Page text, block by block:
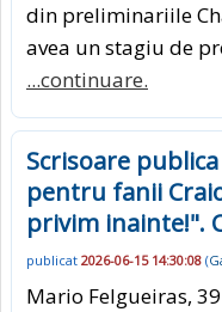
din preliminariile
avea un stagiu de
...continuare.
Scrisoare
pentru fanii
privim inainte!".
publicat 2026-06-15 14:30:08 (
Mario Felgueiras,